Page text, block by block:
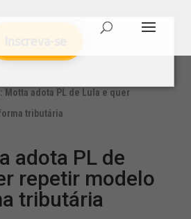
Motta adota PL de Lula e quer
tributária
adota PL de
repetir modelo
tributária